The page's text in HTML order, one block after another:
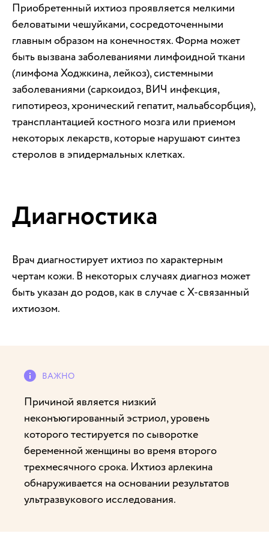
Приобретенный ихтиоз проявляется мелкими
беловатыми чешуйками, сосредоточенными
главным образом на конечностях. Форма может
быть вызвана заболеваниями лимфоидной ткани
(лимфома Ходжкина, лейкоз), системными
заболеваниями (саркоидоз, ВИЧ инфекция,
гипотиреоз, хронический гепатит, мальабсорбция),
трансплантацией костного мозга или приемом
некоторых лекарств, которые нарушают синтез
стеролов в эпидермальных клетках.
Диагностика
Врач диагностирует ихтиоз по характерным
чертам кожи. В некоторых случаях диагноз может
быть указан до родов, как в случае с X-связанный
ихтиозом.
Причиной является низкий
неконъюгированный эстриол, уровень
которого тестируется по сыворотке
беременной женщины во время второго
трехмесячного срока. Ихтиоз арлекина
обнаруживается на основании результатов
ультразвукового исследования.